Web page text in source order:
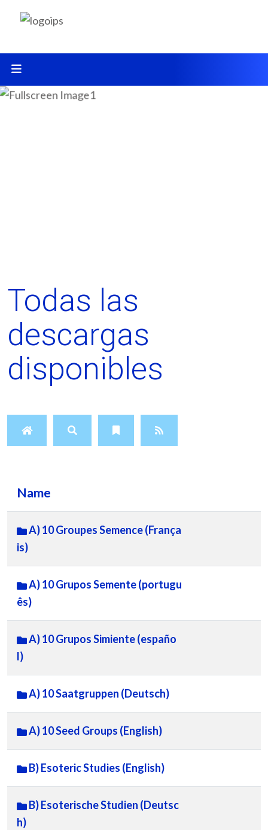
Todas las
descargas
disponibles
Name
A) 10 Groupes Semence (França
is)
A) 10 Grupos Semente (portugu
ês)
A) 10 Grupos Simiente (españo
l)
A) 10 Saatgruppen (Deutsch)
A) 10 Seed Groups (English)
B) Esoteric Studies (English)
B) Esoterische Studien (Deutsc
h)